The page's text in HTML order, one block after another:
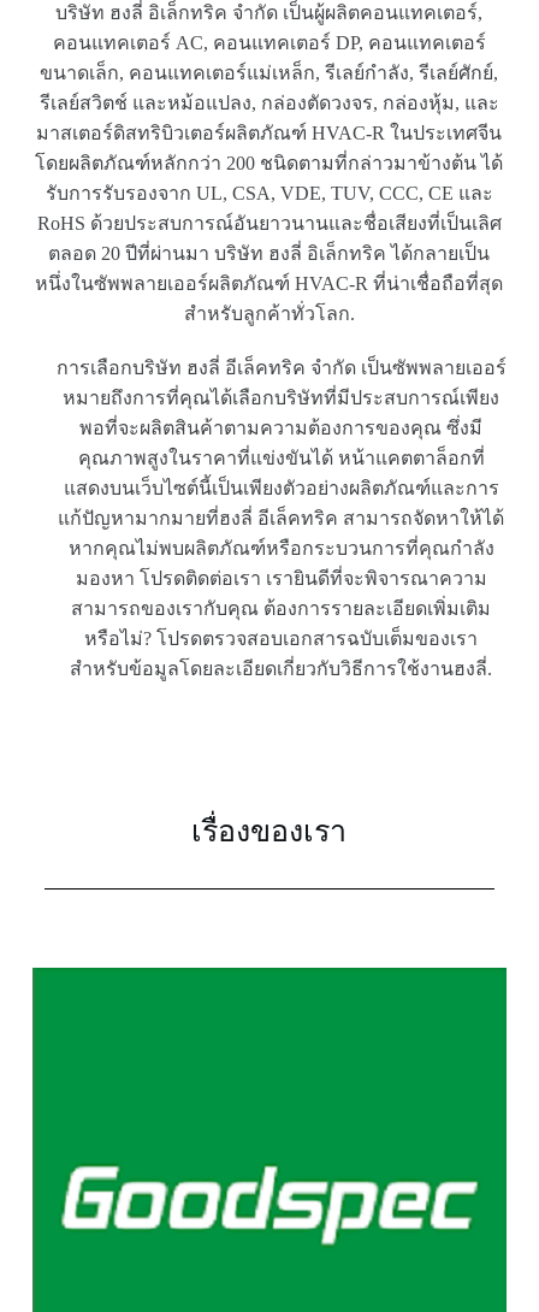
บริษัท ฮงลี่ อิเล็กทริค จำกัด เป็นผู้ผลิตคอนแทคเตอร์,
คอนแทคเตอร์ AC, คอนแทคเตอร์ DP, คอนแทคเตอร์
ขนาดเล็ก, คอนแทคเตอร์แม่เหล็ก, รีเลย์กำลัง, รีเลย์ศักย์,
รีเลย์สวิตช์ และหม้อแปลง, กล่องตัดวงจร, กล่องหุ้ม, และ
มาสเตอร์ดิสทริบิวเตอร์ผลิตภัณฑ์ HVAC-R ในประเทศจีน
โดยผลิตภัณฑ์หลักกว่า 200 ชนิดตามที่กล่าวมาข้างต้น ได้
รับการรับรองจาก UL, CSA, VDE, TUV, CCC, CE และ
RoHS ด้วยประสบการณ์อันยาวนานและชื่อเสียงที่เป็นเลิศ
ตลอด 20 ปีที่ผ่านมา บริษัท ฮงลี่ อิเล็กทริค ได้กลายเป็น
หนึ่งในซัพพลายเออร์ผลิตภัณฑ์ HVAC-R ที่น่าเชื่อถือที่สุด
สำหรับลูกค้าทั่วโลก.
การเลือกบริษัท ฮงลี่ อีเล็คทริค จำกัด เป็นซัพพลายเออร์
หมายถึงการที่คุณได้เลือกบริษัทที่มีประสบการณ์เพียง
พอที่จะผลิตสินค้าตามความต้องการของคุณ ซึ่งมี
คุณภาพสูงในราคาที่แข่งขันได้ หน้าแคตตาล็อกที่
แสดงบนเว็บไซต์นี้เป็นเพียงตัวอย่างผลิตภัณฑ์และการ
แก้ปัญหามากมายที่ฮงลี่ อีเล็คทริค สามารถจัดหาให้ได้
หากคุณไม่พบผลิตภัณฑ์หรือกระบวนการที่คุณกำลัง
มองหา โปรดติดต่อเรา เรายินดีที่จะพิจารณาความ
สามารถของเรากับคุณ ต้องการรายละเอียดเพิ่มเติม
หรือไม่? โปรดตรวจสอบเอกสารฉบับเต็มของเรา
สำหรับข้อมูลโดยละเอียดเกี่ยวกับวิธีการใช้งานฮงลี่.
เรื่องของเรา